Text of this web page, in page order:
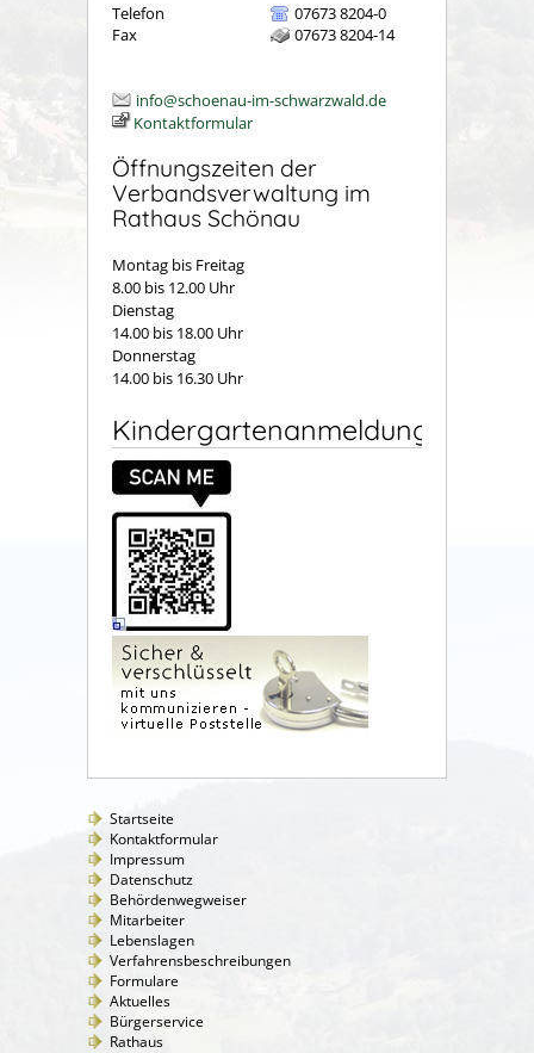
Telefon
07673 8204-0
Fax
07673 8204-14
info@schoenau-im-schwarzwald.de
Kontaktformular
Öffnungszeiten der
Verbandsverwaltung im
Rathaus Schönau
Montag bis Freitag
8.00 bis 12.00 Uhr
Dienstag
14.00 bis 18.00 Uhr
Donnerstag
14.00 bis 16.30 Uhr
Kindergartenanmeldung
Startseite
Kontaktformular
Impressum
Datenschutz
Behördenwegweiser
Mitarbeiter
Lebenslagen
Verfahrensbeschreibungen
Formulare
Aktuelles
Bürgerservice
Rathaus